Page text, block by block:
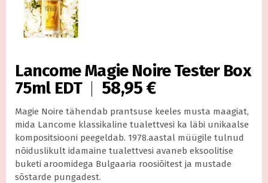
Lancome Magie Noire Tester Box
75ml EDT
58,95€
Magie Noire tähendab prantsuse keeles musta maagiat,
mida Lancome klassikaline tualettvesi ka läbi unikaalse
kompositsiooni peegeldab. 1978.aastal müügile tulnud
nõiduslikult idamaine tualettvesi avaneb eksoolitise
buketi aroomidega Bulgaaria roosiõitest ja mustade
sõstarde pungadest.